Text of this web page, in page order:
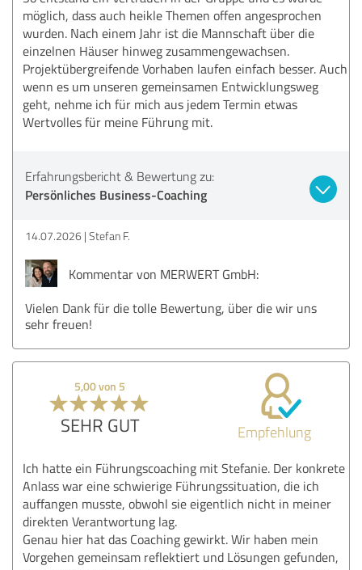
möglich, dass auch heikle Themen offen angesprochen
wurden. Nach einem Jahr ist die Mannschaft über die
einzelnen Häuser hinweg zusammengewachsen.
Projektübergreifende Vorhaben laufen einfach besser. Auch
wenn es um unseren gemeinsamen Entwicklungsweg
geht, nehme ich für mich aus jedem Termin etwas
Wertvolles für meine Führung mit.
Erfahrungsbericht & Bewertung zu:
Persönliches Business-Coaching
14.07.2026 Stefan F.
Kommentar von MERWERT GmbH:
Vielen Dank für die tolle Bewertung, über die wir uns
sehr freuen!
5,00 von 5
SEHR GUT Empfehlung
Ich hatte ein Führungscoaching mit Stefanie. Der konkrete
Anlass war eine schwierige Führungssituation, die ich
auffangen musste, obwohl sie eigentlich nicht in meiner
direkten Verantwortung lag.
Genau hier hat das Coaching gewirkt. Wir haben mein
Vorgehen gemeinsam reflektiert und Lösungen gefunden,